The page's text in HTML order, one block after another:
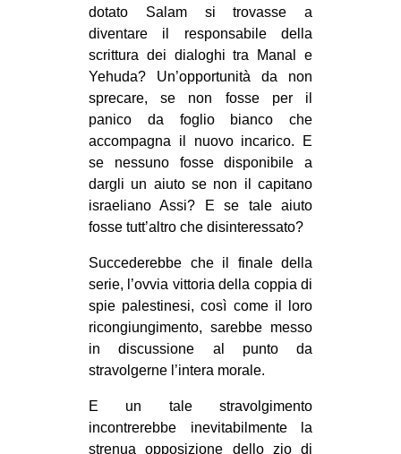
dotato Salam si trovasse a
diventare il responsabile della
scrittura dei dialoghi tra Manal e
Yehuda? Un’opportunità da non
sprecare, se non fosse per il
panico da foglio bianco che
accompagna il nuovo incarico. E
se nessuno fosse disponibile a
dargli un aiuto se non il capitano
israeliano Assi? E se tale aiuto
fosse tutt’altro che disinteressato?
Succederebbe che il finale della
serie, l’ovvia vittoria della coppia di
spie palestinesi, così come il loro
ricongiungimento, sarebbe messo
in discussione al punto da
stravolgerne l’intera morale.
E un tale stravolgimento
incontrerebbe inevitabilmente la
strenua opposizione dello zio di